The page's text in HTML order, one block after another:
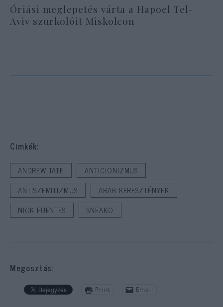
Óriási meglepetés várta a Hapoel Tel-
Aviv szurkolóit Miskolcon
Cimkék:
ANDREW TATE
ANTICIONIZMUS
ANTISZEMITIZMUS
ARAB KERESZTÉNYEK
NICK FUENTES
SNEAKO
Megosztás:
Print Email